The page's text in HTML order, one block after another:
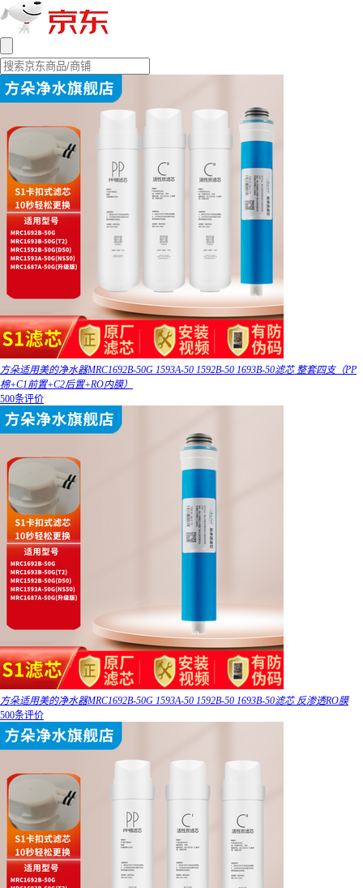
方朵适用美的净水器MRC1692B-50G 1593A-50 1592B-50 1693B-50滤芯 整套四支（PP
棉+C1前置+C2后置+RO内膜）
500条评价
方朵适用美的净水器MRC1692B-50G 1593A-50 1592B-50 1693B-50滤芯 反渗透RO膜
500条评价